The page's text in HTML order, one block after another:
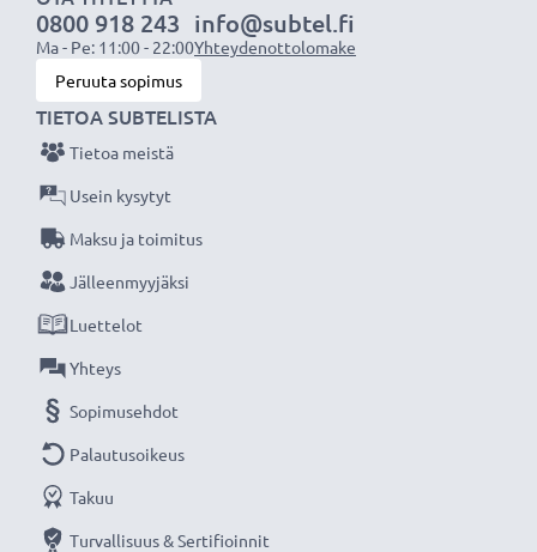
laturin ansiosta, 3 vuoden takuu!
0800 918 243
Ma - Pe: 11:00 - 22:00
info@subtel.fi
Yhteydenottolomake
Peruuta sopimus
TIETOA SUBTELISTA
Tietoa meistä
Usein kysytyt
Maksu ja toimitus
Jälleenmyyjäksi
Luettelot
Yhteys
Sopimusehdot
Palautusoikeus
Takuu
Turvallisuus & Sertifioinnit